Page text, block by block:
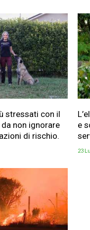
stressati con il
non ignorare
di rischio.
e
23